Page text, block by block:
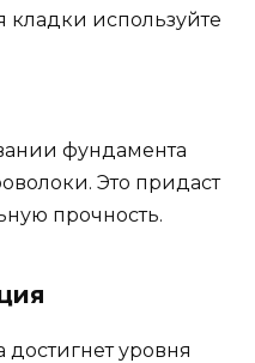
кладки используйте
фундамента
Это придаст
прочность.
уровня